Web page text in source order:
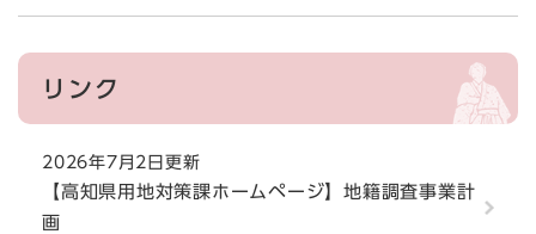
リンク
2026年7月2日更新
【高知県用地対策課ホームページ】地籍調査事業計
画